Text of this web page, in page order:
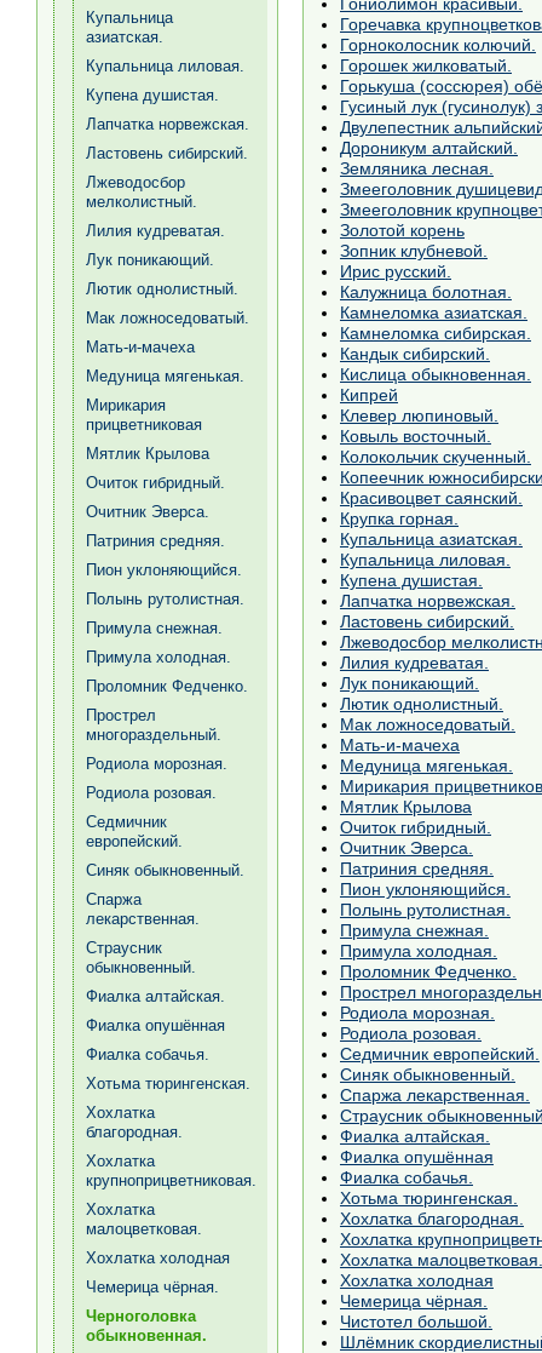
Горечавка
Горноколосник колючий.
Горошек жилковатый.
Горькуша (соссюрея)
Гусиный лук (гусинолук)
Двулепестник
Дороникум алтайский.
Земляника лесная.
Змееголовник
Змееголовник
Золотой корень
Зопник клубневой.
Ирис русский.
Калужница болотная.
Камнеломка азиатская.
Камнеломка сибирская.
Кандык сибирский.
Кислица обыкновенная.
Кипрей
Клевер люпиновый.
Ковыль восточный.
Колокольчик скученный.
Копеечник
Красивоцвет саянский.
Крупка горная.
Купальница азиатская.
Купальница лиловая.
Купена душистая.
Лапчатка норвежская.
Ластовень сибирский.
Лжеводосбор
Лилия кудреватая.
Лук поникающий.
Лютик однолистный.
Мак ложноседоватый.
Мать-и-мачеха
Медуница мягенькая.
Мирикария
Мятлик Крылова
Очиток гибридный.
Очитник Эверса.
Патриния средняя.
Пион уклоняющийся.
Полынь рутолистная.
Примула снежная.
Примула холодная.
Проломник Федченко.
Прострел
Родиола морозная.
Родиола розовая.
Седмичник европейский.
Синяк обыкновенный.
Спаржа лекарственная.
Страусник обыкновенный.
Фиалка алтайская.
Фиалка опушённая
Фиалка собачья.
Хотьма тюрингенская.
Хохлатка благородная.
Хохлатка
Хохлатка малоцветковая.
Хохлатка холодная
Чемерица чёрная.
Чистотел большой.
Шлёмник
Купальница
азиатская.
Купальница лиловая.
Купена душистая.
Лапчатка норвежская.
Ластовень сибирский.
Лжеводосбор
мелколистный.
Лилия кудреватая.
Лук поникающий.
Лютик однолистный.
Мак ложноседоватый.
Мать-и-мачеха
Медуница мягенькая.
Мирикария
прицветниковая
Мятлик Крылова
Очиток гибридный.
Очитник Эверса.
Патриния средняя.
Пион уклоняющийся.
Полынь рутолистная.
Примула снежная.
Примула холодная.
Проломник Федченко.
Прострел
многораздельный.
Родиола морозная.
Родиола розовая.
Седмичник
европейский.
Синяк обыкновенный.
Спаржа
лекарственная.
Страусник
обыкновенный.
Фиалка алтайская.
Фиалка опушённая
Фиалка собачья.
Хотьма тюрингенская.
Хохлатка
благородная.
Хохлатка
крупноприцветниковая.
Хохлатка
малоцветковая.
Хохлатка холодная
Чемерица чёрная.
Черноголовка
обыкновенная.